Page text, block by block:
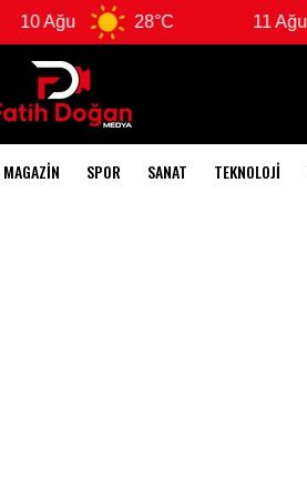
10 Ağu 28°C 11 Ağu
MAGAZIN SPOR SANAT TEKNOLOJI